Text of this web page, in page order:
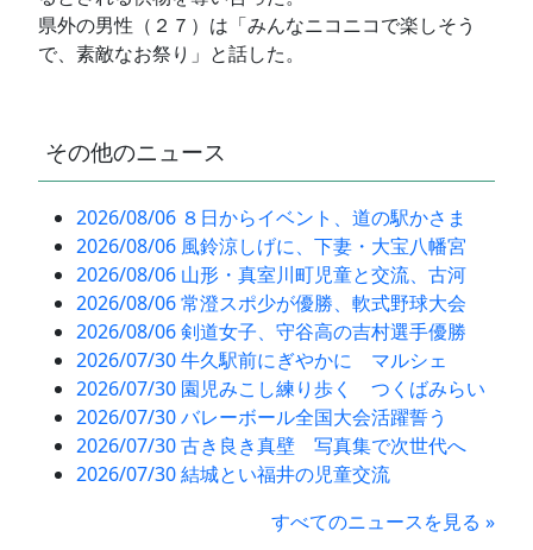
県外の男性（２７）は「みんなニコニコで楽しそう
で、素敵なお祭り」と話した。
その他のニュース
2026/08/06 ８日からイベント、道の駅かさま
2026/08/06 風鈴涼しげに、下妻・大宝八幡宮
2026/08/06 山形・真室川町児童と交流、古河
2026/08/06 常澄スポ少が優勝、軟式野球大会
2026/08/06 剣道女子、守谷高の吉村選手優勝
2026/07/30 牛久駅前にぎやかに マルシェ
2026/07/30 園児みこし練り歩く つくばみらい
2026/07/30 バレーボール全国大会活躍誓う
2026/07/30 古き良き真壁 写真集で次世代へ
2026/07/30 結城とい福井の児童交流
すべてのニュースを見る »